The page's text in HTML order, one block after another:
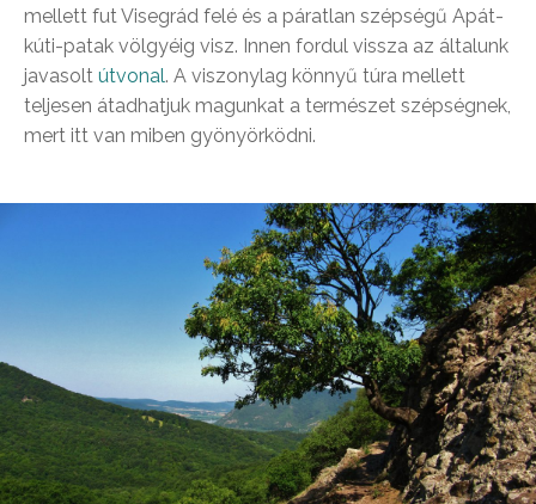
mellett fut Visegrád felé és a páratlan szépségű Apát-
kúti-patak völgyéig visz. Innen fordul vissza az általunk
javasolt útvonal. A viszonylag könnyű túra mellett
teljesen átadhatjuk magunkat a természet szépségnek,
mert itt van miben gyönyörködni.